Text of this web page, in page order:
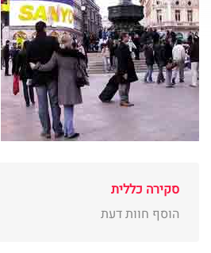
סקירה כללית
הוסף חוות דעת